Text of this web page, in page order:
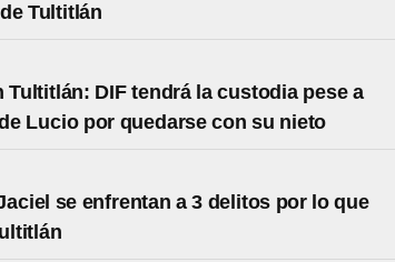
Tultitlán
Tultitlán: DIF tendrá la custodia pese a
Lucio por quedarse con su nieto
se enfrentan a 3 delitos por lo que